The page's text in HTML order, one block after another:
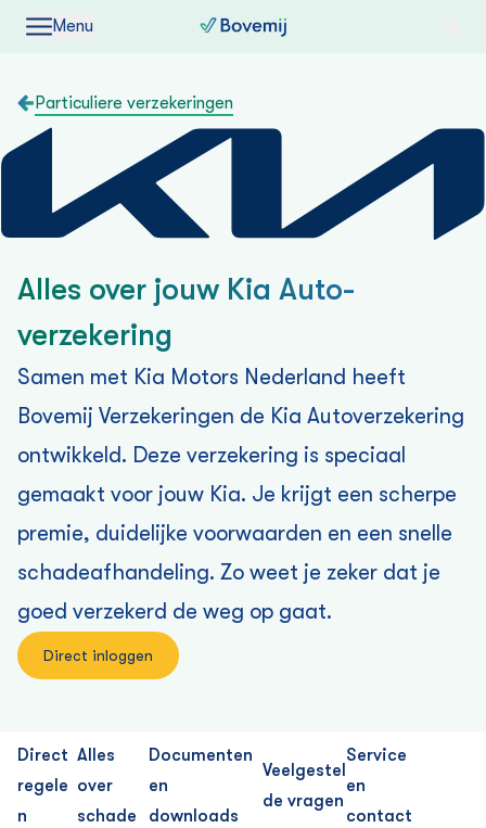
Menu
Particuliere verzekeringen
Alles over jouw Kia Auto­
verzekering
Samen met Kia Motors Nederland heeft
Bovemij Verzekeringen de Kia Auto­verzekering
ontwikkeld. Deze verzekering is speciaal
gemaakt voor jouw Kia. Je krijgt een scherpe
premie, duidelijke voorwaarden en een snelle
schadeafhandeling. Zo weet je zeker dat je
goed verzekerd de weg op gaat.
Direct inloggen
Direct
regele
n
Alles
over
schade
Documenten
en
downloads
Veelgestel
de vragen
Service
en
contact